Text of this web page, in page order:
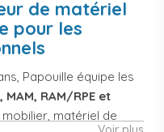
de matériel
pour les
Papouille équipe les
RAM/RPE et
mobilier, matériel de